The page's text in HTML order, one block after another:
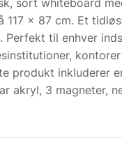
sort whiteboard
117 x 87 cm. Et
Perfekt til enhver
produkt inkluderer
akryl, 3 magneter,